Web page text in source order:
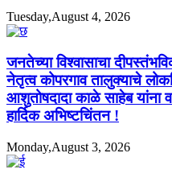
Tuesday,August 4, 2026
जनतेच्या विश्वासाचा
नेतृत्व कोपरगाव तालुक्याचे
आशुतोषदादा काळे साहेब यांना
हार्दिक अभिष्टचिंतन !
Monday,August 3, 2026